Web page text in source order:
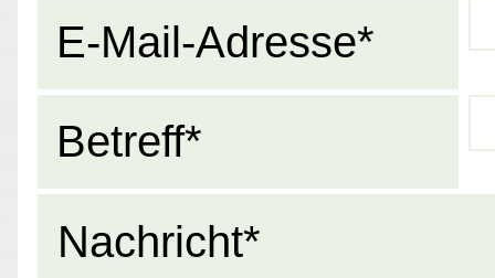
E-Mail-Adresse*
Betreff*
Nachricht*